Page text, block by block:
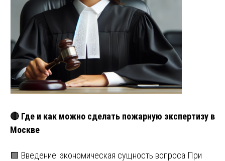
🔴 Где и как можно сделать пожарную экспертизу в
Москве
🟩 Введение: экономическая сущность вопроса При